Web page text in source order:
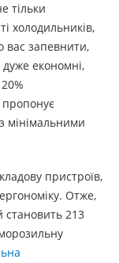
тільки
холодильників,
вас запевнити,
дуже економні,
пропонує
мінімальними
пристроїв,
Отже,
становить 213